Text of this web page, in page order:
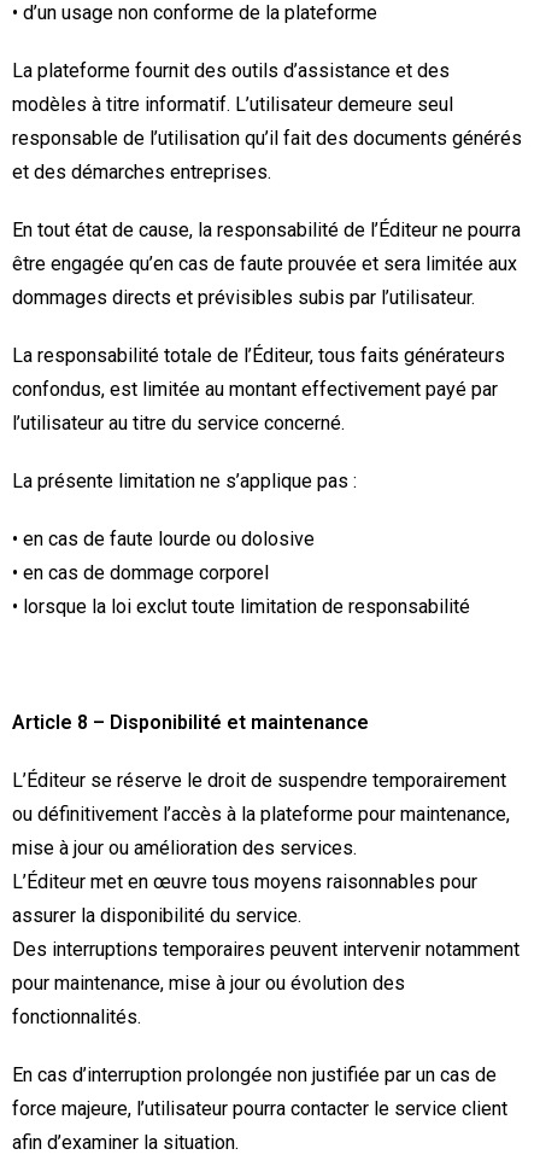
• d’un usage non conforme de la plateforme
La plateforme fournit des outils d’assistance et des
modèles à titre informatif. L’utilisateur demeure seul
responsable de l’utilisation qu’il fait des documents générés
et des démarches entreprises.
En tout état de cause, la responsabilité de l’Éditeur ne pourra
être engagée qu’en cas de faute prouvée et sera limitée aux
dommages directs et prévisibles subis par l’utilisateur.
La responsabilité totale de l’Éditeur, tous faits générateurs
confondus, est limitée au montant effectivement payé par
l’utilisateur au titre du service concerné.
La présente limitation ne s’applique pas :
• en cas de faute lourde ou dolosive
• en cas de dommage corporel
• lorsque la loi exclut toute limitation de responsabilité
Article 8 – Disponibilité et maintenance
L’Éditeur se réserve le droit de suspendre temporairement
ou définitivement l’accès à la plateforme pour maintenance,
mise à jour ou amélioration des services.
L’Éditeur met en œuvre tous moyens raisonnables pour
assurer la disponibilité du service.
Des interruptions temporaires peuvent intervenir notamment
pour maintenance, mise à jour ou évolution des
fonctionnalités.
En cas d’interruption prolongée non justifiée par un cas de
force majeure, l’utilisateur pourra contacter le service client
afin d’examiner la situation.